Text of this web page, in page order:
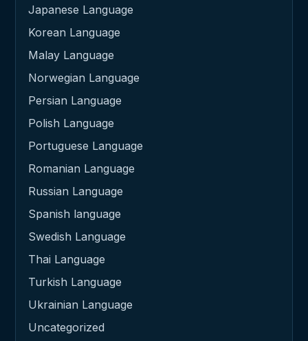
Japanese Language
Korean Language
Malay Language
Norwegian Language
Persian Language
Polish Language
Portuguese Language
Romanian Language
Russian Language
Spanish language
Swedish Language
Thai Language
Turkish Language
Ukrainian Language
Uncategorized